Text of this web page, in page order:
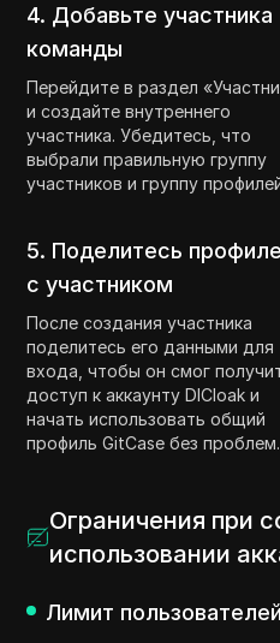
4. Добавьте участника
команды
Перейдите в раздел
и создайте внутреннего
участника. Убедитесь, что
выбрали правильную группу
участников и группу
5. Поделитесь
с участником
После создания участника
поделитесь его данными для
входа, чтобы он смог
доступ к аккаунту DICloak и
начать использовать общий
профиль GitCase без проблем.
Ограничения при
использовании
Лимит